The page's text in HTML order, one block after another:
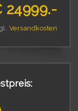
24999.-
Versandkosten